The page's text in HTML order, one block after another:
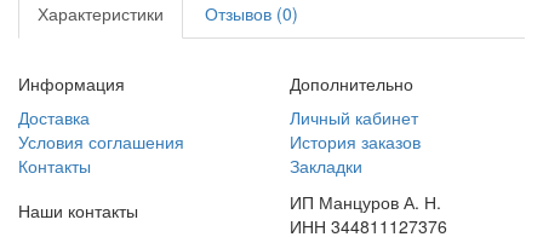
Характеристики Отзывов (0)
Информация
Доставка
Условия соглашения
Контакты
Дополнительно
Личный кабинет
История заказов
Закладки
Наши контакты
ИП Манцуров А. Н.
ИНН 344811127376